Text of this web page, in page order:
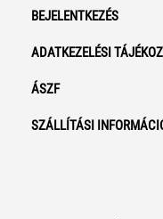
BEJELENTKEZÉS
ADATKEZELÉSI
ÁSZF
SZÁLLÍTÁSI